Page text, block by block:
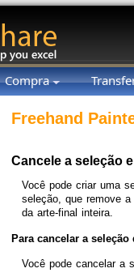
Compra
Freehand
Cancele a seleção
Você pode criar uma
seleção, que remove
da arte-final inteira.
Para cancelar a
Você pode cancelar a